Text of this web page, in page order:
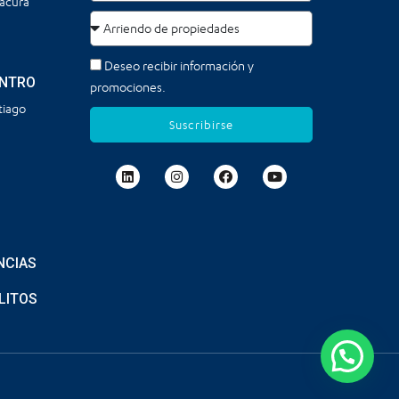
Deseo recibir información y
promociones.
Suscribirse